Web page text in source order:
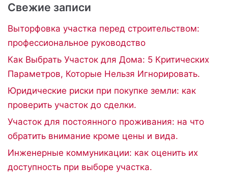
Свежие записи
Выторфовка участка перед строительством:
профессиональное руководство
Как Выбрать Участок для Дома: 5 Критических
Параметров, Которые Нельзя Игнорировать.
Юридические риски при покупке земли: как
проверить участок до сделки.
Участок для постоянного проживания: на что
обратить внимание кроме цены и вида.
Инженерные коммуникации: как оценить их
доступность при выборе участка.